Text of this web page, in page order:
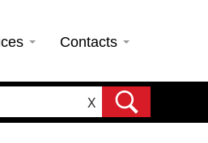
Contacts
X